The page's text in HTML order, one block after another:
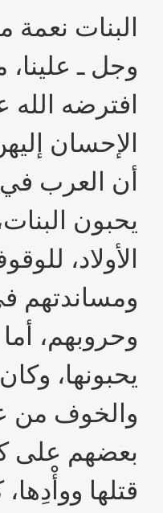
البنات نعمة
وجل ـ علينا،
افترضه الله
الإحسان
أن العرب في
يحبون
الأولاد،
ومساندتهم
وحروبهم، أما
يحبونها،
والخوف من
بعضهم على
قتلها